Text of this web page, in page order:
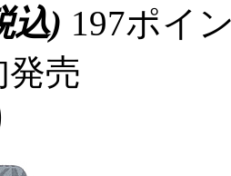
込) 197ポイ
発売